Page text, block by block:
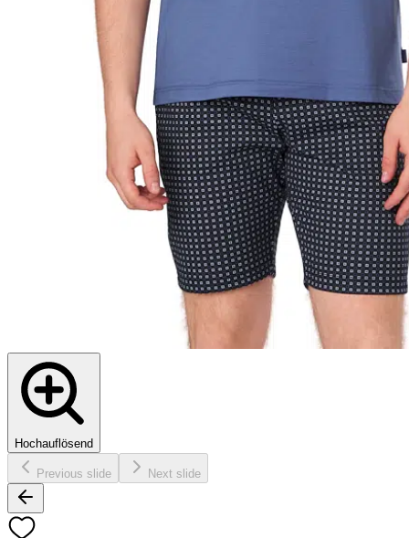
Hochauflösend
Previous slide Next slide